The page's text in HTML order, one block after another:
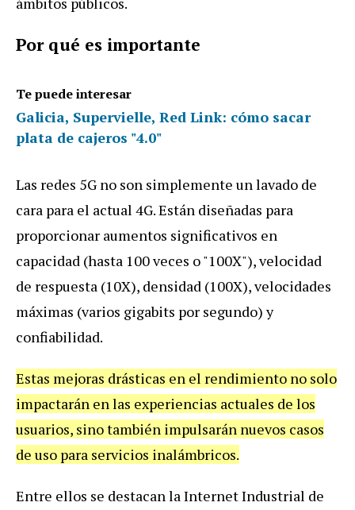
Por qué es importante
Te puede interesar
Galicia, Supervielle, Red Link: cómo sacar
plata de cajeros "4.0"
Las redes 5G no son simplemente un lavado de
cara para el actual 4G.Están diseñadas para
proporcionar aumentos significativos en
capacidad (hasta 100veces o"100X"),velocidad
de respuesta (10X), densidad (100X),velocidades
máximas (varios gigabits por segundo)y
confiabilidad.
Estas mejoras drásticas en el rendimiento no solo
impactarán en las experiencias actuales de los
usuarios, sinotambién impulsarán nuevos casos
de uso para servicios inalámbricos.
Entre ellos se destacan la InternetIndustrial de